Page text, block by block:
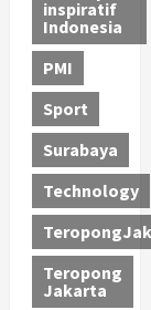
inspiratif
Indonesia
PMI
Sport
Surabaya
Technology
Teropong
Jakarta